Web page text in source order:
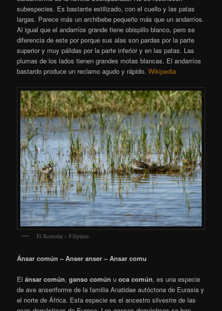
subespecies. Es bastante estilizado, con el cuello y las patas
largas. Parece más un archibebe pequeño más que un andarríos.
Al igual que el andarríos grande tiene obispillo blanco, pero se
diferencia de este por porque sus alas son pardas por la parte
superior y muy pálidas por la parte inferior y en las patas. Las
plumas de los lados tienen grandes motas blancas. El andarríos
bastardo produce un reclamo agudo y rápido.Wikipedia
El Remolar – Filipinas
Ánsar común – Anser anser – Ansar comu
Elánsar común,ganso común uoca común, es una especie
de ave anseriforme de la familia Anatidae autóctona de Eurasia y
el norte de África. Esta especie es el ancestro silvestre de las